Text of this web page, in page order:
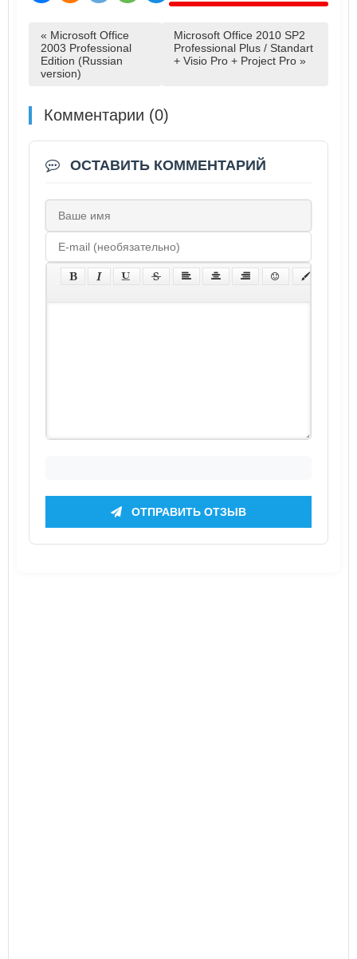
« Microsoft Office
2003 Professional
Edition (Russian
version)
Microsoft Office 2010 SP2
Professional Plus / Standart
+ Visio Pro + Project Pro »
Комментарии (0)
ОСТАВИТЬ КОММЕНТАРИЙ
ОТПРАВИТЬ ОТЗЫВ